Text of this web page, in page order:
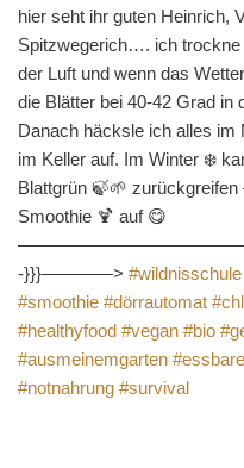
hier seht ihr guten Heinrich,
Spitzwegerich…. ich trockne
der Luft und wenn das
die Blätter bei 40-42 Grad in
Danach häcksle ich alles im
im Keller auf. Im Winter ❄️
Blattgrün 🍃🌱
Smoothie 🍹 auf 😋
-}}}————> #wildnisschule
#smoothie #dörrautomat
#healthyfood #vegan #bio
#ausmeinemgarten
#notnahrung #survival